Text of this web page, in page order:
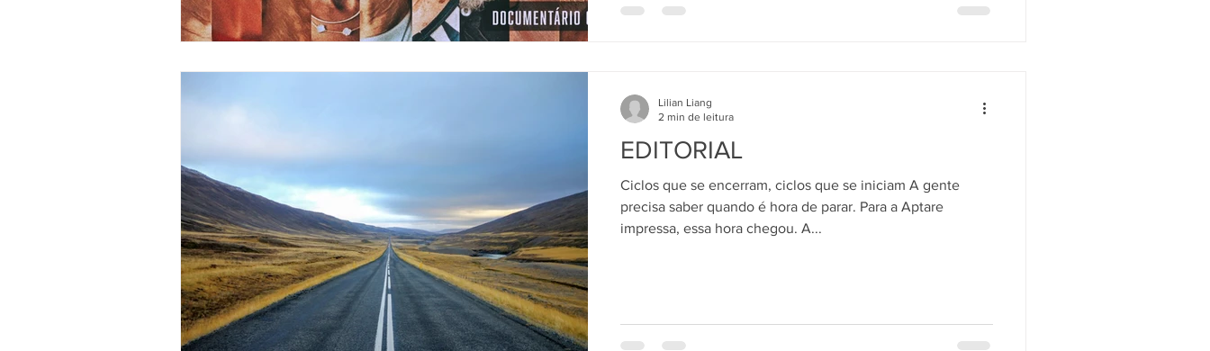
realizado no teatro da Faculdade de Medicina da USP
EDITORIAL
Ciclos que se encerram, ciclos que se iniciam A gente
precisa saber quando é hora de parar. Para a Aptare
impressa, essa hora chegou. A...
Lilian Liang
2 min de leitura